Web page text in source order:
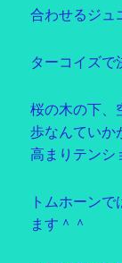
合わせるジュ
ターコイズ
桜の木の下、
歩なんていか
高まりテンシ
トムホーン
ます＾＾